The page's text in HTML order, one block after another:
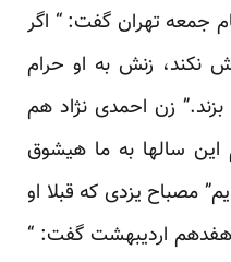
جمعه تهران گفت: “ اگر
نکند، زنش به او حرام
زن احمدی نژاد هم
این سالها به ما هیشوق
مصباح یزدی که قبلا او
هفدهم اردیبهشت گفت: “